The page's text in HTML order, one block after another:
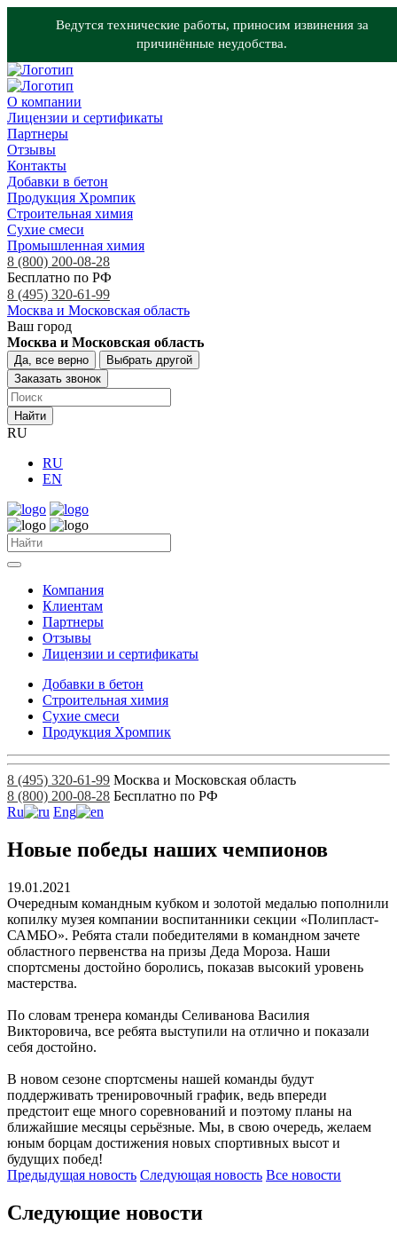
Ведутся технические работы, приносим извинения за
причинённые неудобства.
О компании
Лицензии и сертификаты
Партнеры
Отзывы
Контакты
Добавки в бетон
Продукция Хромпик
Строительная химия
Сухие смеси
Промышленная химия
8 (800) 200-08-28
Бесплатно по РФ
8 (495) 320-61-99
Москва и Московская область
Ваш город
Москва и Московская область
Да, все верно
Выбрать другой
Заказать звонок
Найти
RU
RU
EN
Компания
Клиентам
Партнеры
Отзывы
Лицензии и сертификаты
Добавки в бетон
Строительная химия
Сухие смеси
Продукция Хромпик
8 (495) 320-61-99 Москва и Московская область
8 (800) 200-08-28 Бесплатно по РФ
Ru
Eng
Новые победы наших чемпионов
19.01.2021
Очередным командным кубком и золотой медалью пополнили
копилку музея компании воспитанники секции «Полипласт-
САМБО». Ребята стали победителями в командном зачете
областного первенства на призы Деда Мороза. Наши
спортсмены достойно боролись, показав высокий уровень
мастерства.
По словам тренера команды Селиванова Василия
Викторовича, все ребята выступили на отлично и показали
себя достойно.
В новом сезоне спортсмены нашей команды будут
поддерживать тренировочный график, ведь впереди
предстоит еще много соревнований и поэтому планы на
ближайшие месяцы серьёзные. Мы, в свою очередь, желаем
юным борцам достижения новых спортивных высот и
будущих побед!
Предыдущая новость Следующая новость Все новости
Следующие новости